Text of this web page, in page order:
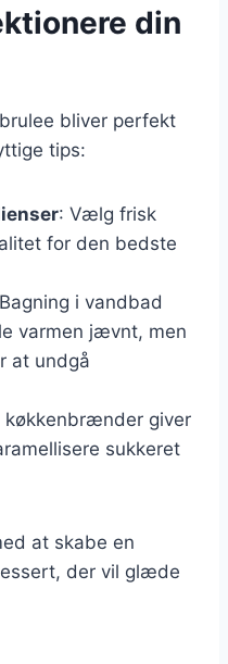
din
bliver perfekt
tips:
: Vælg frisk
for den bedste
i vandbad
varmen jævnt, men
at undgå
køkkenbrænder giver
sukkeret
at skabe en
der vil glæde